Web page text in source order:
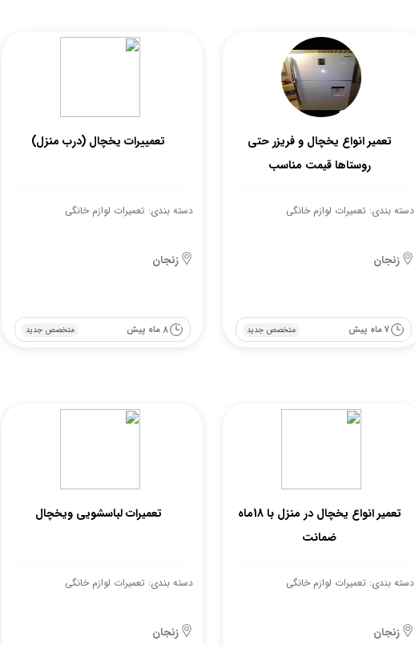
تعمیر انواع یخچال و فریزر حتی
روستاها قیمت مناسب
دسته بندی: تعمیرات لوازم خانگی
زنجان
متخصص جدید 7 ماه پیش
تعمییرات یخچال (درب منزل)
دسته بندی: تعمیرات لوازم خانگی
زنجان
متخصص جدید 8 ماه پیش
تعمیر انواع یخچال در منزل با 18ماه
ضمانت
دسته بندی: تعمیرات لوازم خانگی
زنجان
تعمیرات لباسشویی ویخچال
دسته بندی: تعمیرات لوازم خانگی
زنجان